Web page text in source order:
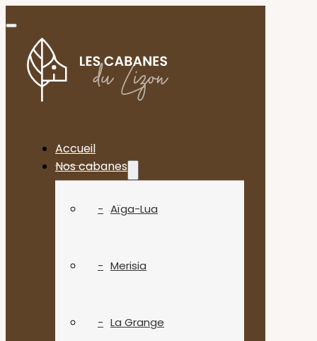
Accueil
Nos cabanes
Aïga-Lua
Merisia
La Grange